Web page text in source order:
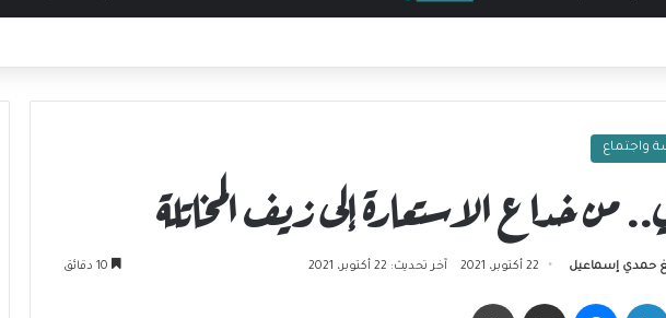
واجتماع
من خداع الاستعارة إلى زيف المخاتلة
حمدي إسماعيل 22 أكتوبر، 2021 آخر تحديث: 22 أكتوبر، 2021